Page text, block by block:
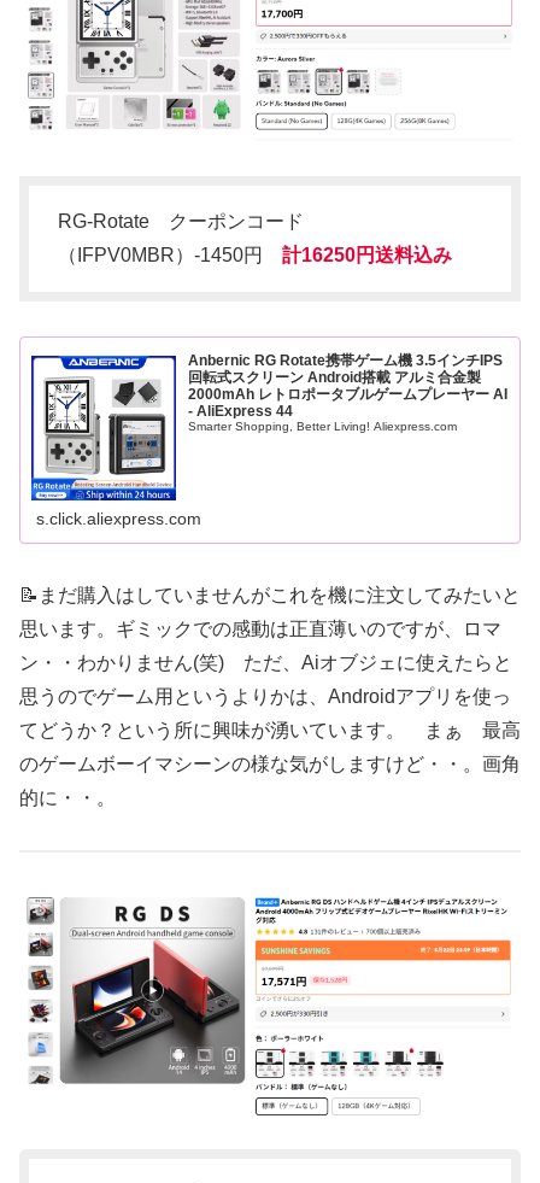
RG-Rotate クーポンコード
（IFPV0MBR）-1450円 計16250円送料込み
Anbernic RG Rotate携帯ゲーム機 3.5インチIPS
回転式スクリーン Android搭載 アルミ合金製
2000mAh レトロポータブルゲームプレーヤー AI
- AliExpress 44
Smarter Shopping, Better Living! Aliexpress.com
s.click.aliexpress.com
📝まだ購入はしていませんがこれを機に注文してみたいと
思います。ギミックでの感動は正直薄いのですが、ロマ
ン・・わかりません(笑) ただ、Aiオブジェに使えたらと
思うのでゲーム用というよりかは、Androidアプリを使っ
てどうか？という所に興味が湧いています。 まぁ 最高
のゲームボーイマシーンの様な気がしますけど・・。画角
的に・・。